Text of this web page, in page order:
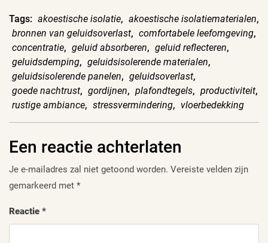
Tags: akoestische isolatie, akoestische isolatiematerialen,
bronnen van geluidsoverlast, comfortabele leefomgeving,
concentratie, geluid absorberen, geluid reflecteren,
geluidsdemping, geluidsisolerende materialen,
geluidsisolerende panelen, geluidsoverlast,
goede nachtrust, gordijnen, plafondtegels, productiviteit,
rustige ambiance, stressvermindering, vloerbedekking
Een reactie achterlaten
Je e-mailadres zal niet getoond worden. Vereiste velden zijn
gemarkeerd met *
Reactie *